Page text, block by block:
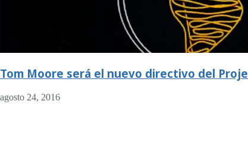
Tom Moore será el nuevo directivo del
agosto 24, 2016